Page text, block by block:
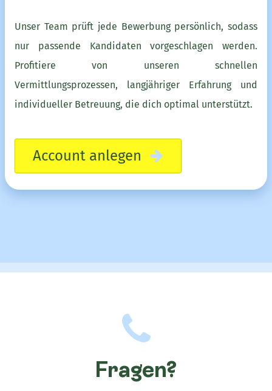
Unser Team prüft jede Bewerbung persönlich, sodass
nur passende Kandidaten vorgeschlagen werden.
Profitiere von unseren schnellen
Vermittlungsprozessen, langjähriger Erfahrung und
individueller Betreuung, die dich optimal unterstützt.
Account anlegen
Fragen?